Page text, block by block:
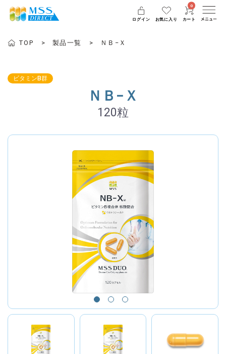
ログイン お気に入り
0
カート
TOP 製品一覧 ＮＢ−Ｘ
ビタミンB群
ＮＢ−Ｘ
120粒